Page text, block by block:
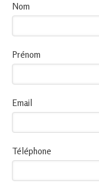
Nom
Prénom
Email
Téléphone